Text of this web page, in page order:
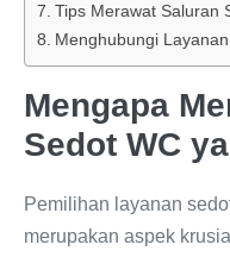
Tips Merawat Saluran
Menghubungi
Mengapa
Sedot WC
Pemilihan layanan
merupakan aspek